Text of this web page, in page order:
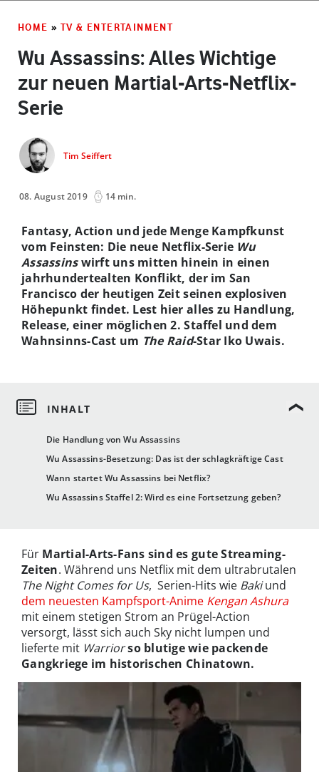
HOME » TV & ENTERTAINMENT
Wu Assassins: Alles Wichtige
zur neuen Martial-Arts-Netflix-
Serie
Tim Seiffert
08. August 2019 14 min.
Die Handlung von Wu Assassins
Wu Assassins-Besetzung: Das ist der schlagkräftige Cast
Wann startet Wu Assassins bei Netflix?
Wu Assassins Staffel 2: Wird es eine Fortsetzung geben?
Fantasy, Action und jede Menge Kampfkunst
vom Feinsten: Die neue Netflix-Serie Wu
Assassinswirft uns mitten hinein in einen
jahrhundertealten Konflikt, der im San
Francisco der heutigen Zeit seinen explosiven
Höhepunkt findet. Lest hier alles zu Handlung,
Release, einer möglichen 2. Staffel und dem
Wahnsinns-Cast um The Raid-Star Iko Uwais.
Für Martial-Arts-Fans sind es gute Streaming-
Zeiten. Während uns Netflix mit dem ultrabrutalen
The Night Comes for Us, Serien-Hits wie Bakiund
dem neuesten Kampfsport-Anime Kengan Ashura
mit einem stetigen Strom an Prügel-Action
versorgt, lässt sich auch Sky nicht lumpen und
lieferte mit Warriorso blutige wie packende
Gangkriege im historischen Chinatown.